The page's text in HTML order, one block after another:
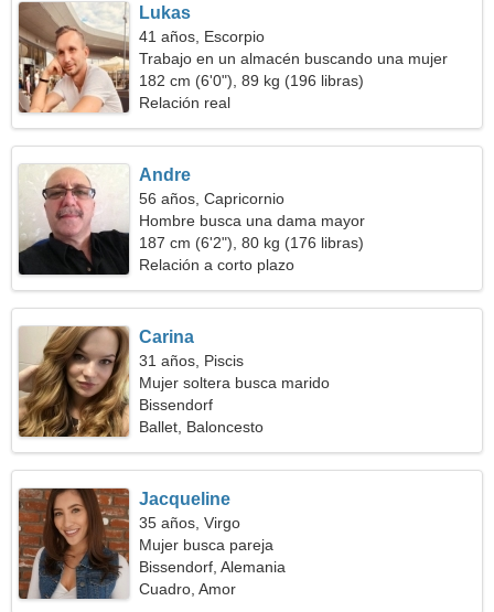
Lukas
41 años, Escorpio
Trabajo en un almacén buscando una mujer
genial
182 cm (6'0"), 89 kg (196 libras)
Relación real
Andre
56 años, Capricornio
Hombre busca una dama mayor
187 cm (6'2"), 80 kg (176 libras)
Relación a corto plazo
Carina
31 años, Piscis
Mujer soltera busca marido
Bissendorf
Ballet, Baloncesto
Jacqueline
35 años, Virgo
Mujer busca pareja
Bissendorf, Alemania
Cuadro, Amor